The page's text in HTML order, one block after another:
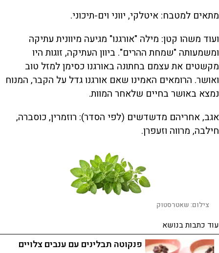
מתאים למטבח: איטלקי, יווני וים-תיכוני.
ועוד משהו קטן: מילה "אורגנו" מגיעה מיוונית עתיקה
ומשמעותה "שמחת ההרים". ביוון העתיקה, זוגות היו
מקשטים את עצמם בחתונה באורגנו כסימן למזל טוב
ואושר. הרומאים האמינו שאם אורגנו גדל על הקבר, המנוח
נמצא באושר בחיים שלאחר המוות.
אגב, אחריהם מדשדשים (לפי הסדר): רוזמרין, כוסברה,
חילבה, מרווה וזעפרן.
צילום:שאטרסטוק
עוד כתבות בנושא
פנקוטה תבלינים עם ענבים צלויים